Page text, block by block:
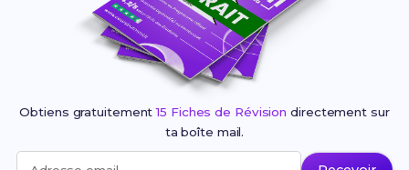
Obtiens gratuitement15 Fiches de Révision directement sur
ta boîte mail.